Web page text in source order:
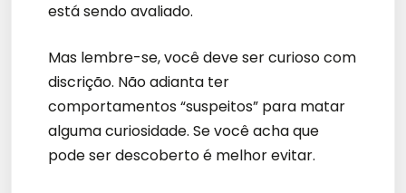
está sendo avaliado.
Mas lembre-se, você deve ser curioso com
discrição. Não adianta ter
comportamentos “suspeitos” para matar
alguma curiosidade. Se você acha que
pode ser descoberto é melhor evitar.